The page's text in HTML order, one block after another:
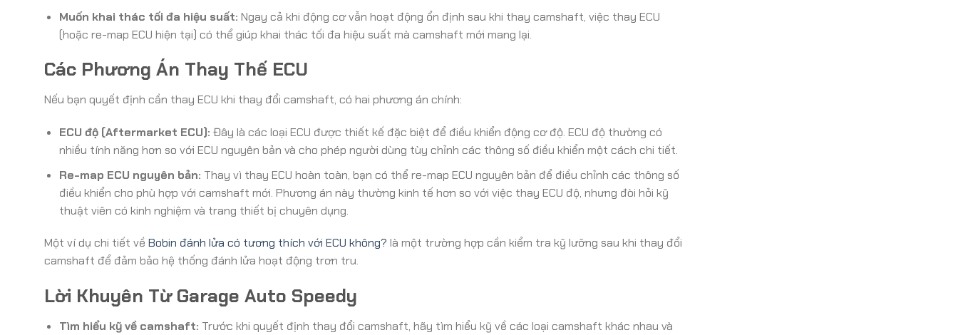
Muốn khai thác tối đa hiệu suất: Ngay cả khi động cơ vẫn hoạt động ổn định sau khi thay camshaft, việc thay ECU
(hoặc re-map ECU hiện tại) có thể giúp khai thác tối đa hiệu suất mà camshaft mới mang lại.
Các Phương Án Thay Thế ECU
Nếu bạn quyết định cần thay ECU khi thay đổi camshaft, có hai phương án chính:
ECU độ (Aftermarket ECU): Đây là các loại ECU được thiết kế đặc biệt để điều khiển động cơ độ. ECU độ thường có
nhiều tính năng hơn so với ECU nguyên bản và cho phép người dùng tùy chỉnh các thông số điều khiển một cách chi tiết.
Re-map ECU nguyên bản: Thay vì thay ECU hoàn toàn, bạn có thể re-map ECU nguyên bản để điều chỉnh các thông số
điều khiển cho phù hợp với camshaft mới. Phương án này thường kinh tế hơn so với việc thay ECU độ, nhưng đòi hỏi kỹ
thuật viên có kinh nghiệm và trang thiết bị chuyên dụng.
Một ví dụ chi tiết về Bobin đánh lửa có tương thích với ECU không? là một trường hợp cần kiểm tra kỹ lưỡng sau khi thay đổi
camshaft để đảm bảo hệ thống đánh lửa hoạt động trơn tru.
Lời Khuyên Từ Garage Auto Speedy
Tìm hiểu kỹ về camshaft: Trước khi quyết định thay đổi camshaft, hãy tìm hiểu kỹ về các loại camshaft khác nhau và